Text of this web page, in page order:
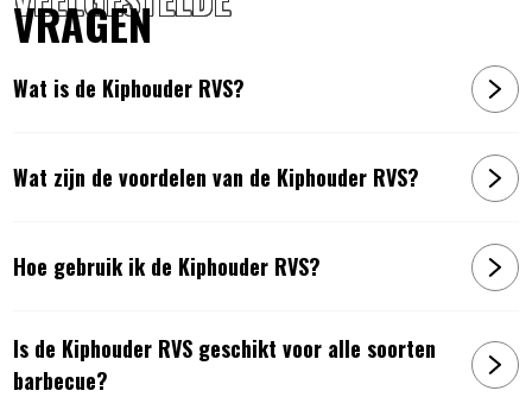
VRAGEN
Wat is de Kiphouder RVS?
Wat zijn de voordelen van de Kiphouder RVS?
Hoe gebruik ik de Kiphouder RVS?
Is de Kiphouder RVS geschikt voor alle soorten
barbecue?